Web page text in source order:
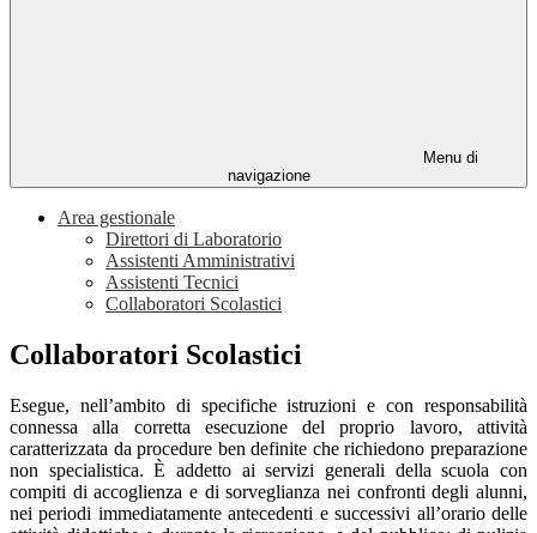
Menu di
navigazione
Area gestionale
Direttori di Laboratorio
Assistenti Amministrativi
Assistenti Tecnici
Collaboratori Scolastici
Collaboratori Scolastici
Esegue, nell’ambito di specifiche istruzioni e con responsabilità
connessa alla corretta esecuzione del proprio lavoro, attività
caratterizzata da procedure ben definite che richiedono preparazione
non specialistica. È addetto ai servizi generali della scuola con
compiti di accoglienza e di sorveglianza nei confronti degli alunni,
nei periodi immediatamente antecedenti e successivi all’orario delle